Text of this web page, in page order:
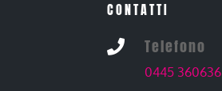
CONTATTI
 Telefono
0445 360636